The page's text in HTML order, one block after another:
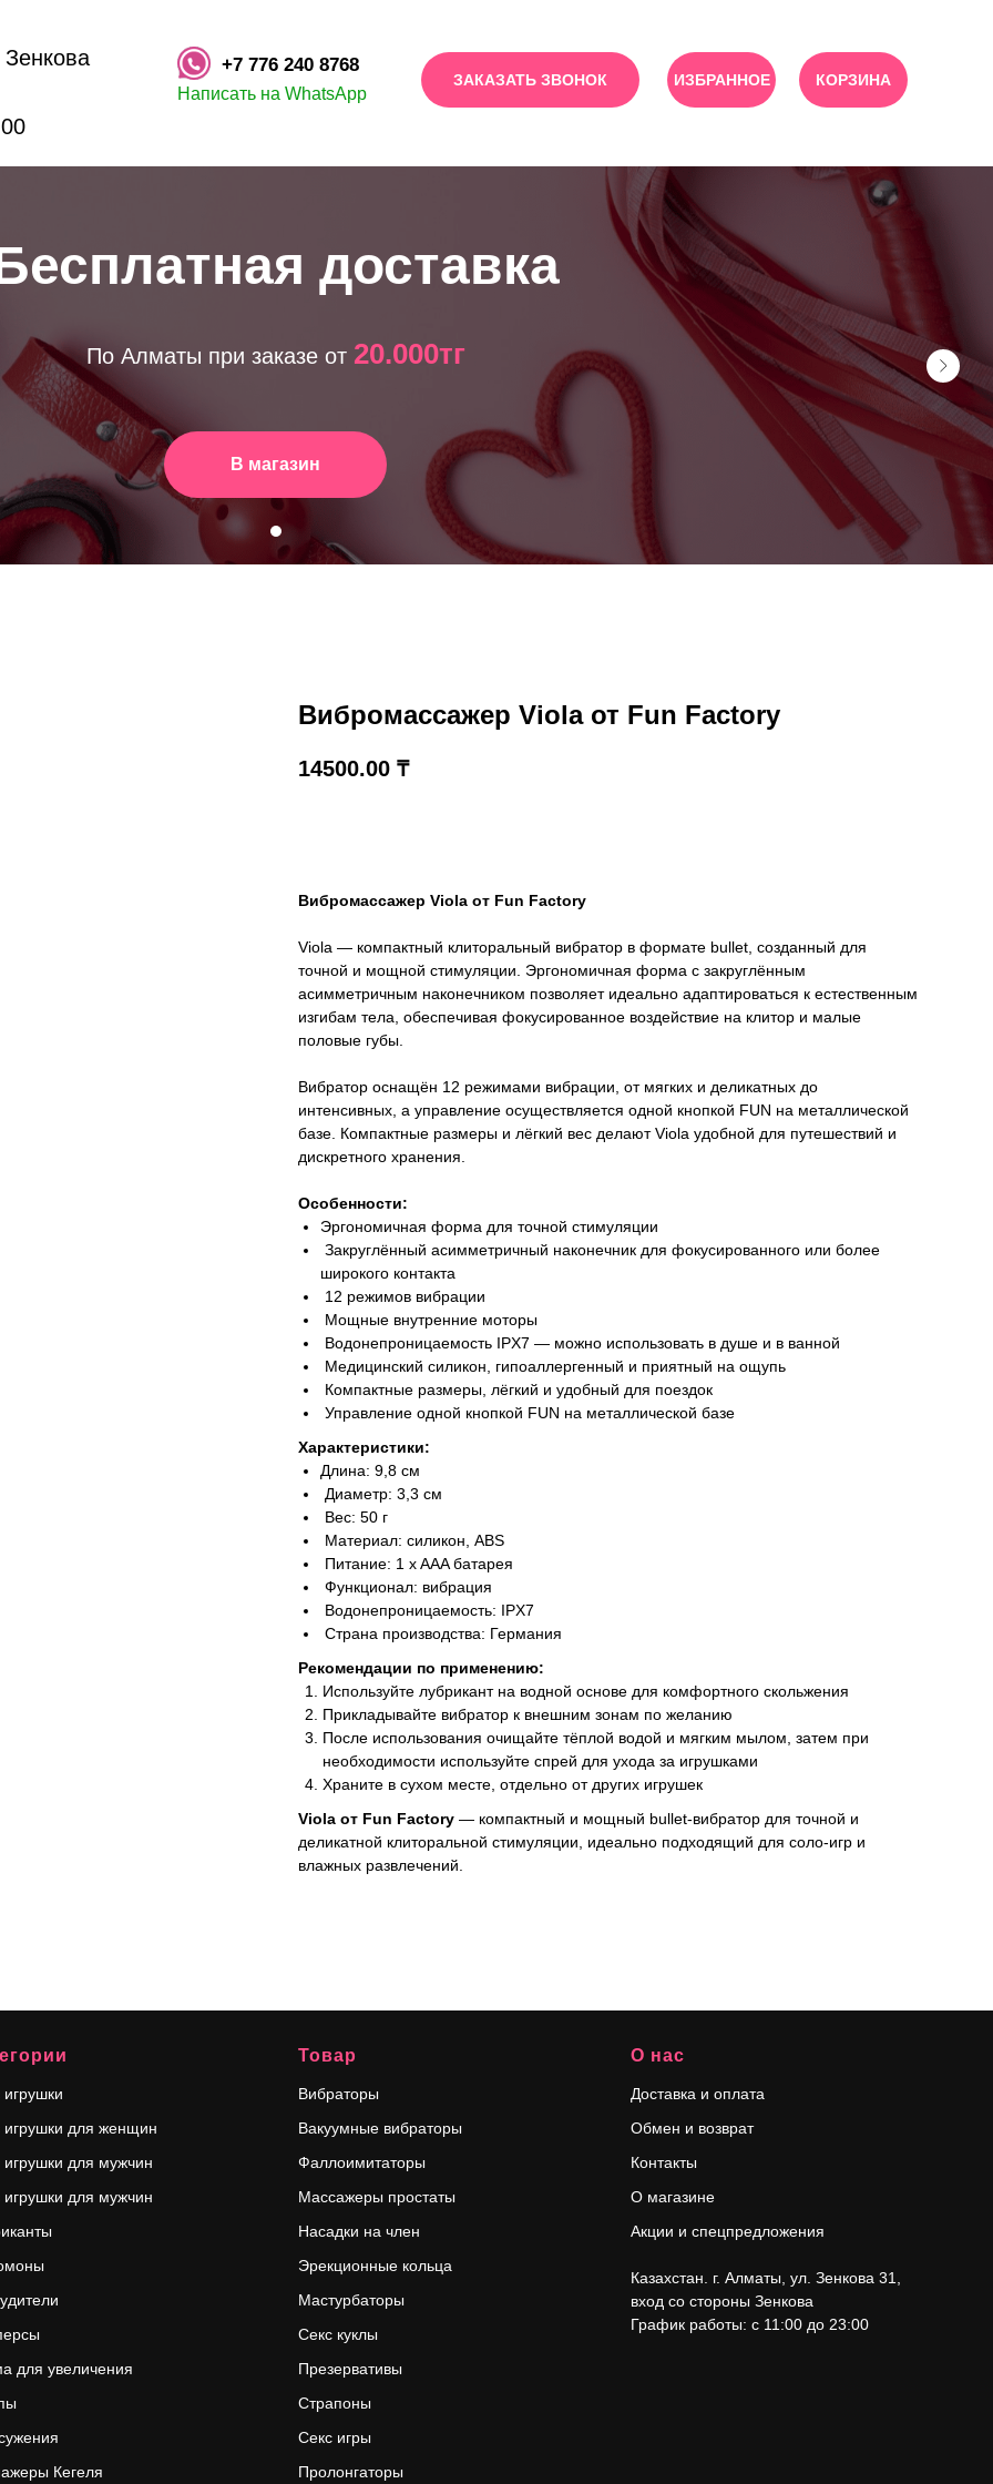
+7 776 240 8768
Написать на WhatsApp
ЗАКАЗАТЬ ЗВОНОК ИЗБРАННОЕ КОРЗИНА
доставка
По Алматы при заказе от 20.000тг
В магазин
Вибромассажер Viola от Fun Factory
14500.00 ₸
Вибромассажер Viola от Fun Factory
Viola — компактный клиторальный вибратор в формате bullet, созданный для
точной и мощной стимуляции. Эргономичная форма с закруглённым
асимметричным наконечником позволяет идеально адаптироваться к естественным
изгибам тела, обеспечивая фокусированное воздействие на клитор и малые
половые губы.
Вибратор оснащён 12 режимами вибрации, от мягких и деликатных до
интенсивных, а управление осуществляется одной кнопкой FUN на металлической
базе. Компактные размеры и лёгкий вес делают Viola удобной для путешествий и
дискретного хранения.
Особенности:
Эргономичная форма для точной стимуляции
Закруглённый асимметричный наконечник для фокусированного или более
широкого контакта
12 режимов вибрации
Мощные внутренние моторы
Водонепроницаемость IPX7 — можно использовать в душе и в ванной
Медицинский силикон, гипоаллергенный и приятный на ощупь
Компактные размеры, лёгкий и удобный для поездок
Управление одной кнопкой FUN на металлической базе
Характеристики:
Длина: 9,8 см
Диаметр: 3,3 см
Вес: 50 г
Материал: силикон, ABS
Питание: 1 x AAA батарея
Функционал: вибрация
Водонепроницаемость: IPX7
Страна производства: Германия
Рекомендации по применению:
Используйте лубрикант на водной основе для комфортного скольжения
Прикладывайте вибратор к внешним зонам по желанию
После использования очищайте тёплой водой и мягким мылом, затем при
необходимости используйте спрей для ухода за игрушками
Храните в сухом месте, отдельно от других игрушек
Viola от Fun Factory — компактный и мощный bullet-вибратор для точной и
деликатной клиторальной стимуляции, идеально подходящий для соло-игр и
влажных развлечений.
игрушки для женщин
игрушки для мужчин
игрушки для мужчин
для увеличения
Кегеля
Товар
Вибраторы
Вакуумные вибраторы
Фаллоимитаторы
Массажеры простаты
Насадки на член
Эрекционные кольца
Мастурбаторы
Секс куклы
Презервативы
Страпоны
Секс игры
Пролонгаторы
О нас
Доставка и оплата
Обмен и возврат
Контакты
О магазине
Акции и спецпредложения
Казахстан. г. Алматы, ул. Зенкова 31,
вход со стороны Зенкова
График работы: с 11:00 до 23:00